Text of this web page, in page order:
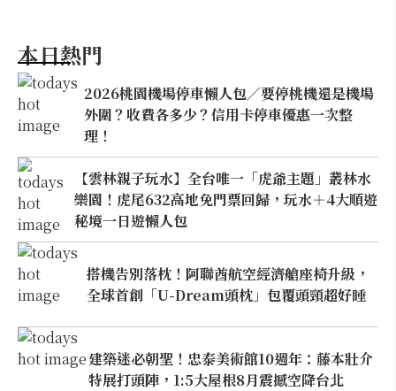
本日熱門
2026桃園機場停車懶人包／要停桃機還是機場
外圍？收費各多少？信用卡停車優惠一次整
理！
【雲林親子玩水】全台唯一「虎爺主題」叢林水
樂園！虎尾632高地免門票回歸，玩水＋4大順遊
秘境一日遊懶人包
搭機告別落枕！阿聯酋航空經濟艙座椅升級，
全球首創「U-Dream頭枕」包覆頭頸超好睡
建築迷必朝聖！忠泰美術館10週年：藤本壯介
特展打頭陣，1:5大屋根8月震撼空降台北